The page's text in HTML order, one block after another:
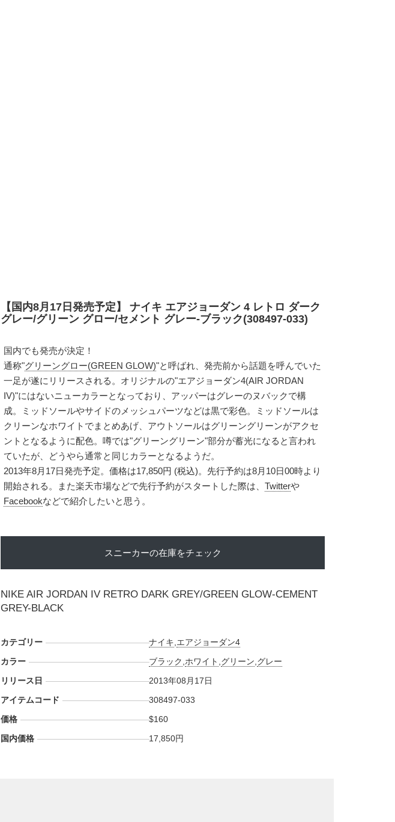
【国内8月17日発売予定】 ナイキ エアジョーダン 4 レトロ ダーク
グレー/グリーン グロー/セメント グレー-ブラック(308497-033)
国内でも発売が決定！
通称"グリーングロー(GREEN GLOW)"と呼ばれ、発売前から話題を呼んでいた
一足が遂にリリースされる。オリジナルの"エアジョーダン4(AIR JORDAN
IV)"にはないニューカラーとなっており、アッパーはグレーのヌバックで構
成。ミッドソールやサイドのメッシュパーツなどは黒で彩色。ミッドソールは
クリーンなホワイトでまとめあげ、アウトソールはグリーングリーンがアクセ
ントとなるように配色。噂では"グリーングリーン"部分が蓄光になると言われ
ていたが、どうやら通常と同じカラーとなるようだ。
2013年8月17日発売予定。価格は17,850円 (税込)。先行予約は8月10日00時より
開始される。また楽天市場などで先行予約がスタートした際は、 Twitterや
Facebookなどで紹介したいと思う。
スニーカーの在庫をチェック
NIKE AIR JORDAN IV RETRO DARK GREY/GREEN GLOW-CEMENT
GREY-BLACK
カテゴリー ナイキ エアジョーダン4
カラー
ブラック ホワイト グリーン グレー
リリース日
2013年08月17日
アイテムコード
308497-033
価格
$160
国内価格
17,850円